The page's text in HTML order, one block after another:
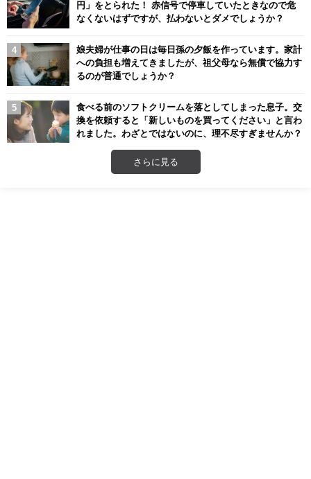
円」をとられた！ 赤信号で停車していたときなので危
なくないはずですが、払わないとダメでしょうか？
娘夫婦が仕事の日は毎日孫の夕飯を作っています。家計
への負担も増えてきましたが、祖父母なら無償で協力す
るのが普通でしょうか？
食べる前のソフトクリームを落としてしまった息子。交
換を依頼すると「新しいものを買ってください」と言わ
れました。わざとではないのに、理不尽すぎませんか？
さらに見る